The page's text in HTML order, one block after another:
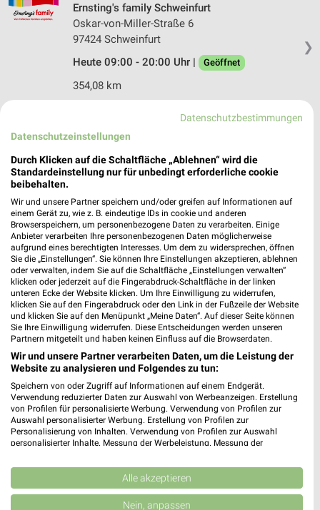
❯
Ernsting's family Schweinfurt
Oskar-von-Miller-Straße 6
97424 Schweinfurt
Heute 09:00 - 20:00 Uhr |
Geöffnet
354,08 km
Kesslergasse 2
97421 Schweinfurt
352,61 km
Ernsting's family Haßfurt
Hauptstr. 34
97437 Haßfurt
Heute 09:00 - 18:30 Uhr | Geöffnet
342,25 km
Ernsting's family Rothenburg o. d. Tauber
Bahnhofstraße 15
91541 Rothenburg o. d. Tauber
Heute 09:00 - 20:00 Uhr | Geöffnet
415,60 km
Ernsting's family Höchstadt an der Aisch
Erlanger Straße 2
Datenschutzbestimmungen
Datenschutzeinstellungen
Durch Klicken auf die Schaltfläche „Ablehnen“ wird die
Standardeinstellung nur für unbedingt erforderliche cookie
beibehalten.
Wir und unsere Partner speichern und/oder greifen auf Informationen auf
einem Gerät zu, wie z. B. eindeutige IDs in cookie und anderen
Browserspeichern, um personenbezogene Daten zu verarbeiten. Einige
Anbieter verarbeiten Ihre personenbezogenen Daten möglicherweise
aufgrund eines berechtigten Interesses. Um dem zu widersprechen, öffnen
Sie die „Einstellungen“. Sie können Ihre Einstellungen akzeptieren, ablehnen
oder verwalten, indem Sie auf die Schaltfläche „Einstellungen verwalten“
klicken oder jederzeit auf die Fingerabdruck-Schaltfläche in der linken
unteren Ecke der Website klicken. Um Ihre Einwilligung zu widerrufen,
klicken Sie auf den Fingerabdruck oder den Link in der Fußzeile der Website
und klicken Sie auf den Menüpunkt „Meine Daten“. Auf dieser Seite können
Sie Ihre Einwilligung widerrufen. Diese Entscheidungen werden unseren
Partnern mitgeteilt und haben keinen Einfluss auf die Browserdaten.
Wir und unsere Partner verarbeiten Daten, um die Leistung der
Website zu analysieren und Folgendes zu tun:
Speichern von oder Zugriff auf Informationen auf einem Endgerät.
Verwendung reduzierter Daten zur Auswahl von Werbeanzeigen. Erstellung
von Profilen für personalisierte Werbung. Verwendung von Profilen zur
Auswahl personalisierter Werbung. Erstellung von Profilen zur
Personalisierung von Inhalten. Verwendung von Profilen zur Auswahl
personalisierter Inhalte. Messung der Werbeleistung. Messung der
Kombinationen von Daten aus verschiedenen Quellen. Entwicklung und
Verbesserung der Angebote. Verwendung reduzierter Daten zur Auswahl
von Inhalten.
Daten können außerhalb der Europäischen Union weitergegeben und in die
Alle akzeptieren
Nein, anpassen